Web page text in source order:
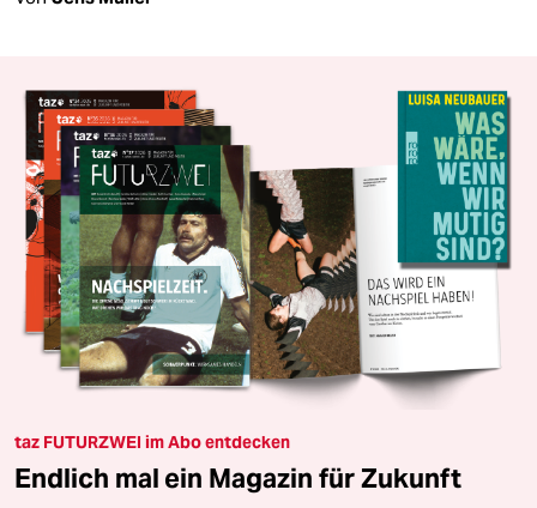
taz FUTURZWEI im Abo entdecken
Endlich mal ein Magazin für Zukunft